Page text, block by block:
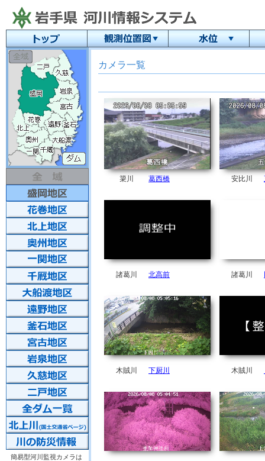
簡易型河川監視カメラは
カメラ一覧
簗川 葛西橋 安比川
諸葛川 北高前 諸葛川
木賊川 下厨川 木賊川